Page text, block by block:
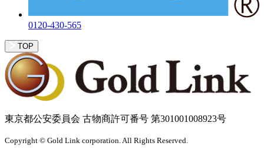
0120-430-565
TOP
東京都公安委員会 古物商許可番号 第301001008923号
Copyright © Gold Link corporation. All Rights Reserved.